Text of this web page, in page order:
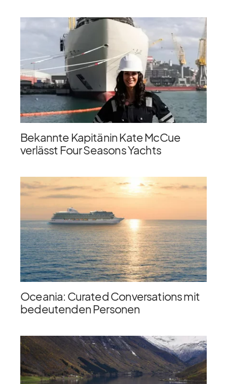
Bekannte Kapitänin Kate McCue
verlässt Four Seasons Yachts
Oceania: Curated Conversations mit
bedeutenden Personen